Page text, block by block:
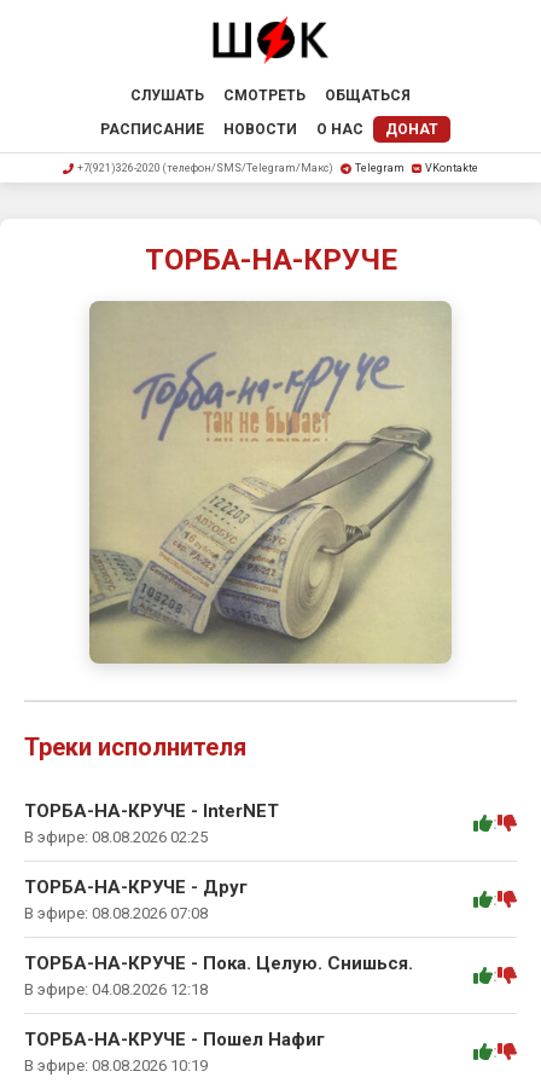
СЛУШАТЬ СМОТРЕТЬ
ОБЩАТЬСЯ
РАСПИСАНИЕ
НОВОСТИ О НАС ДОНАТ
+7(921)326-2020 (телефон/SMS/Telegram/Макс) Telegram VKontakte
ТОРБА-НА-КРУЧЕ
Треки исполнителя
ТОРБА-НА-КРУЧЕ - InterNET
В эфире: 08.08.2026 02:25
:
ТОРБА-НА-КРУЧЕ - Друг
В эфире: 08.08.2026 07:08
:
ТОРБА-НА-КРУЧЕ - Пока. Целую. Снишься.
В эфире: 04.08.2026 12:18
:
ТОРБА-НА-КРУЧЕ - Пошел Нафиг
В эфире: 08.08.2026 10:19
: